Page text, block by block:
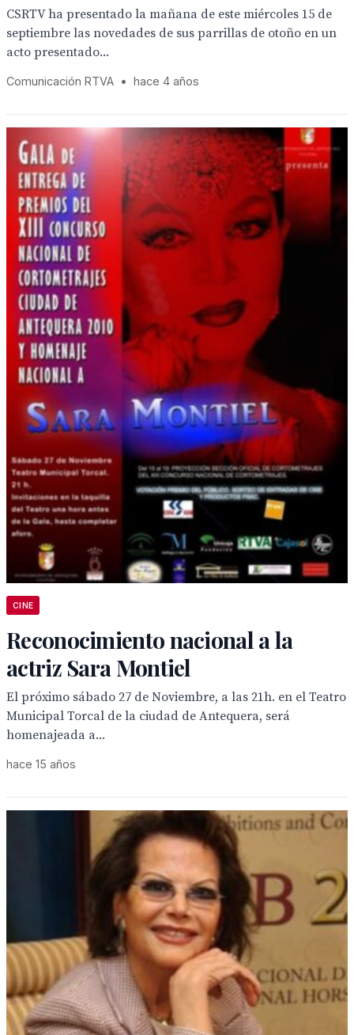
CSRTV ha presentado la mañana de este miércoles 15 de
septiembre las novedades de sus parrillas de otoño en un
acto presentado...
Comunicación RTVA • hace 4 años
CINE
Reconocimiento nacional a la
actriz Sara Montiel
El próximo sábado 27 de Noviembre, a las 21h. en el Teatro
Municipal Torcal de la ciudad de Antequera, será
homenajeada a...
hace 15 años